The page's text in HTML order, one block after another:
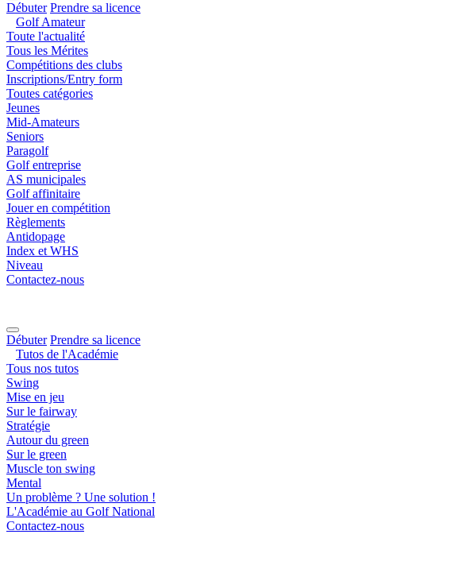
Débuter Prendre sa licence
Golf Amateur
Toute l'actualité
Tous les Mérites
Compétitions des clubs
Inscriptions/Entry form
Toutes catégories
Jeunes
Mid-Amateurs
Seniors
Paragolf
Golf entreprise
AS municipales
Golf affinitaire
Jouer en compétition
Règlements
Antidopage
Index et WHS
Niveau
Contactez-nous
Débuter Prendre sa licence
Tutos de l'Académie
Tous nos tutos
Swing
Mise en jeu
Sur le fairway
Stratégie
Autour du green
Sur le green
Muscle ton swing
Mental
Un problème ? Une solution !
L'Académie au Golf National
Contactez-nous